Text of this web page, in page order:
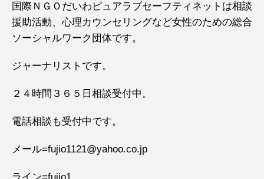
国際ＮＧＯだいわピュアラブセーフティネットは相談
援助活動、心理カウンセリングなど女性のための総合
ソーシャルワーク団体です。
ジャーナリストです。
２４時間３６５日相談受付中。
電話相談も受付中です。
メール=fujio1121@yahoo.co.jp